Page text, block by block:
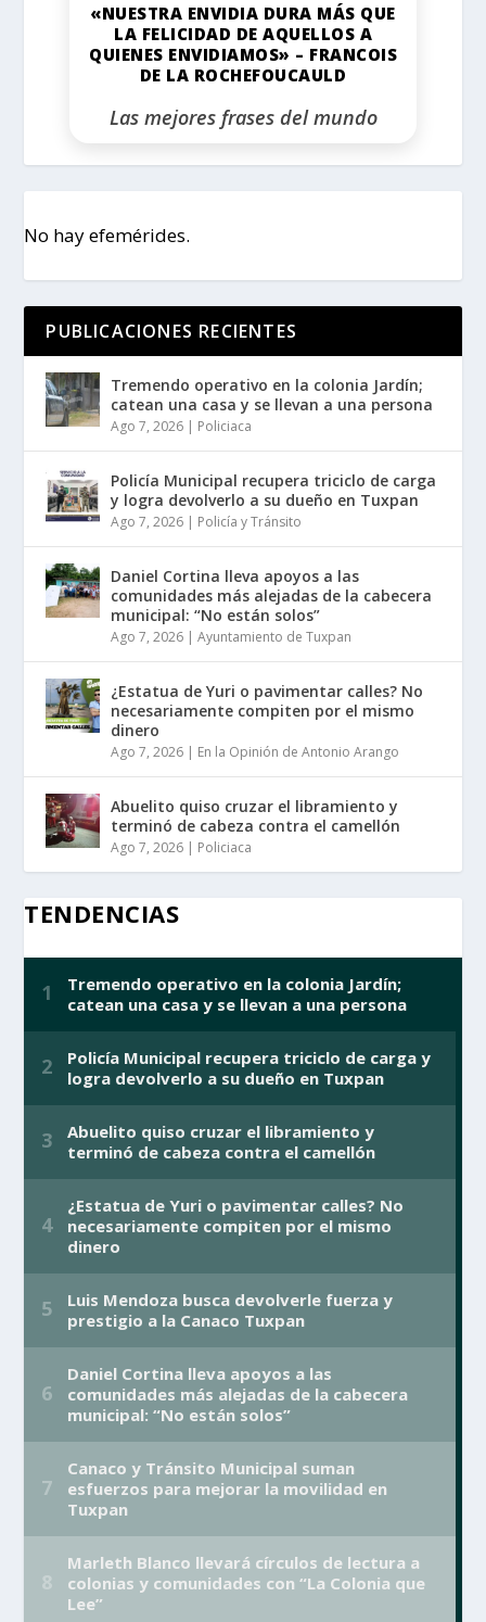
«NUESTRA ENVIDIA DURA MÁS QUE
LA FELICIDAD DE AQUELLOS A
QUIENES ENVIDIAMOS» – FRANCOIS
DE LA ROCHEFOUCAULD
Las mejores frases del mundo
No hay efemérides.
PUBLICACIONES RECIENTES
Tremendo operativo en la colonia Jardín;
catean una casa y se llevan a una persona
Ago 7, 2026 | Policiaca
Policía Municipal recupera triciclo de carga
y logra devolverlo a su dueño en Tuxpan
Ago 7, 2026 | Policía y Tránsito
Daniel Cortina lleva apoyos a las
comunidades más alejadas de la cabecera
municipal: “No están solos”
Ago 7, 2026 |Ayuntamiento de Tuxpan
¿Estatua de Yuri o pavimentar calles? No
necesariamente compiten por el mismo
dinero
Ago 7, 2026 | En la Opinión de Antonio Arango
Abuelito quiso cruzar el libramiento y
terminó de cabeza contra el camellón
Ago 7, 2026 | Policiaca
TENDENCIAS